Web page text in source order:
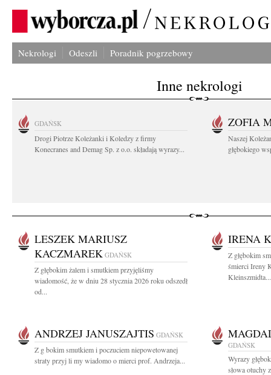
Nekrologi Odeszli Poradnik pogrzebowy
Inne nekrologi
GDAŃSK
Drogi Piotrze Koleżanki i Koledzy z firmy
Konecranes and Demag Sp. z o.o. składają wyrazy...
ZOFIA
Naszej
głębokiego
LESZEK MARIUSZ
KACZMAREK GDAŃSK
Z głębokim żalem i smutkiem przyjęliśmy
wiadomość, że w dniu 28 stycznia 2026 roku odszedł
od...
IRENA
Z głębokim
śmierci Ireny
Kleinszmidta...
ANDRZEJ JANUSZAJTIS GDAŃSK
Z g bokim smutkiem i poczuciem niepowetowanej
straty przyj li my wiadomo o mierci prof. Andrzeja...
GDAŃSK
Wyrazy
słowa otuchy